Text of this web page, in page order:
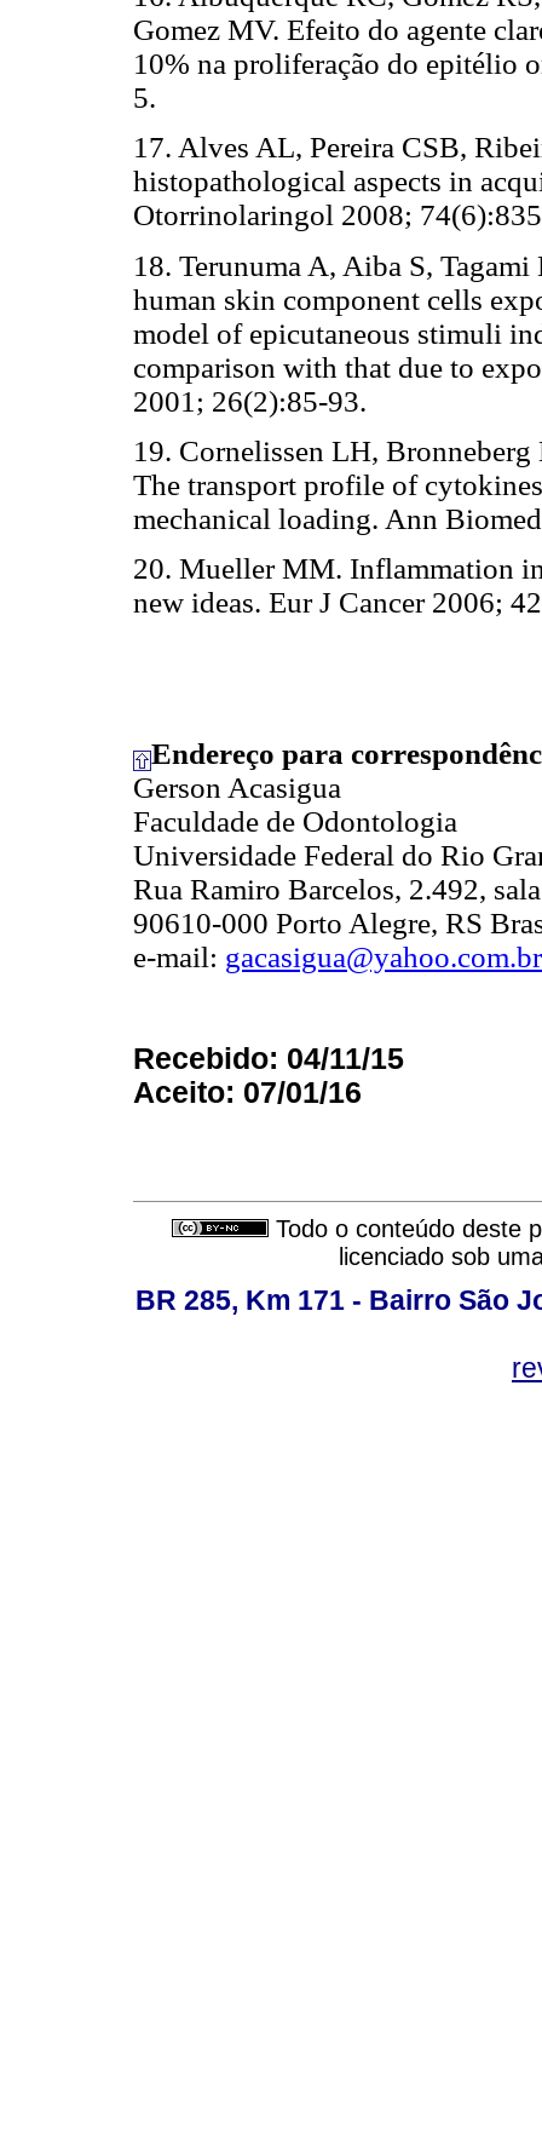
Gomez MV. Efeito do agente
10% na proliferação do epitélio
5.
17. Alves AL, Pereira CSB,
histopathological aspects in
Otorrinolaringol 2008;
18. Terunuma A, Aiba S,
human skin component cells
model of epicutaneous stimuli
comparison with that due to
2001; 26(2):85-93.
19. Cornelissen LH,
The transport profile of
mechanical loading. Ann
20. Mueller MM. Inflammation
new ideas. Eur J Cancer 2006;
Endereço para
Gerson Acasigua
Faculdade de Odontologia
Universidade Federal do Rio
Rua Ramiro Barcelos, 2.492,
90610-000 Porto Alegre, RS
e-mail: gacasigua@yahoo.com.br
Recebido: 04/11/15
Aceito: 07/01/16
Todo o conteúdo deste
licenciado sob
BR 285, Km 171 - Bairro São